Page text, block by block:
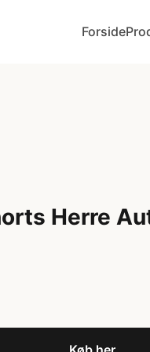
Forside
Herre